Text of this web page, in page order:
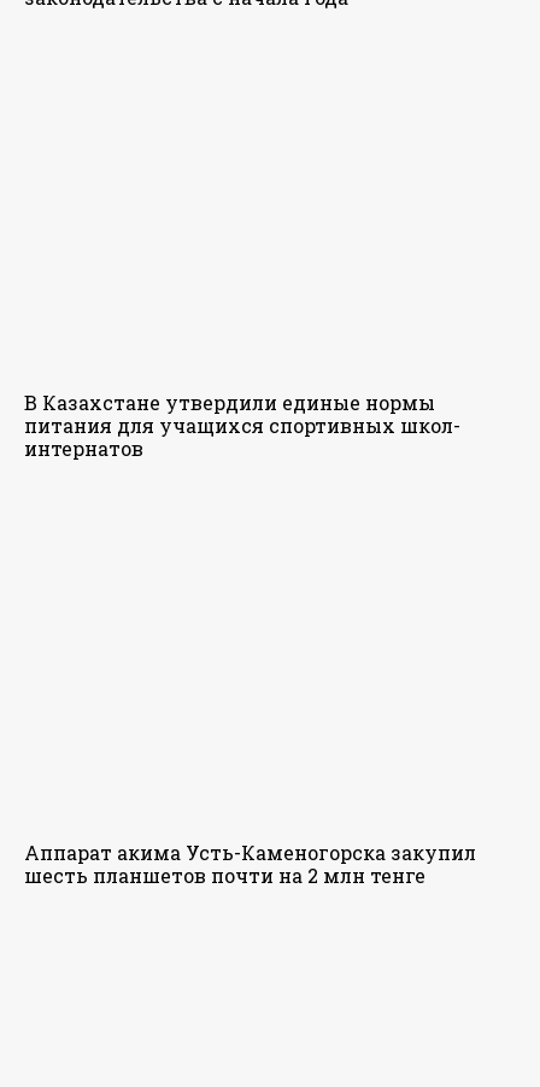
В Казахстане утвердили единые нормы
питания для учащихся спортивных школ-
интернатов
Аппарат акима Усть-Каменогорска закупил
шесть планшетов почти на 2 млн тенге